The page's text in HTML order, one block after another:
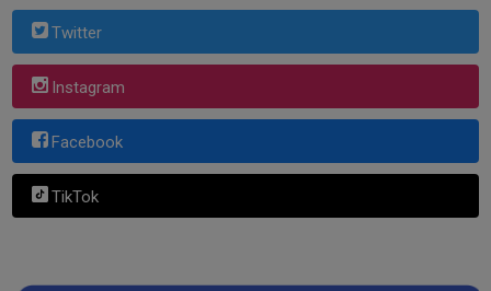
Twitter
Instagram
Facebook
TikTok